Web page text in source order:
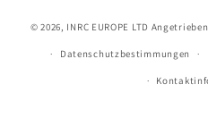
© 2026, INRC EUROPE LTD
Datenschutzbestimmungen